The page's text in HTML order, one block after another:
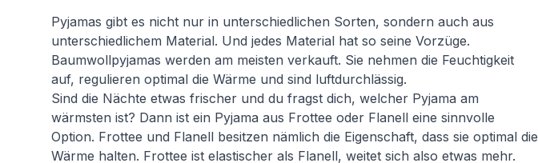
Pyjamas gibt es nicht nur in unterschiedlichen Sorten, sondern auch aus
unterschiedlichem Material. Und jedes Material hat so seine Vorzüge.
Baumwollpyjamas werden am meisten verkauft. Sie nehmen die Feuchtigkeit
auf, regulieren optimal die Wärme und sind luftdurchlässig.
Sind die Nächte etwas frischer und du fragst dich, welcher Pyjama am
wärmsten ist? Dann ist ein Pyjama aus Frottee oder Flanell eine sinnvolle
Option. Frottee und Flanell besitzen nämlich die Eigenschaft, dass sie optimal die
Wärme halten. Frottee ist elastischer als Flanell, weitet sich also etwas mehr.